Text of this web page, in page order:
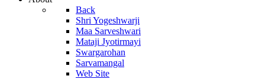
Back
Shri Yogeshwarji
Maa Sarveshwari
Mataji Jyotirmayi
Swargarohan
Sarvamangal
Web Site